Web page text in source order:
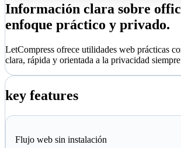
Información clara sobre
enfoque práctico y privado.
LetCompress ofrece utilidades web prácticas
clara, rápida y orientada a la privacidad
key features
Flujo web sin instalación